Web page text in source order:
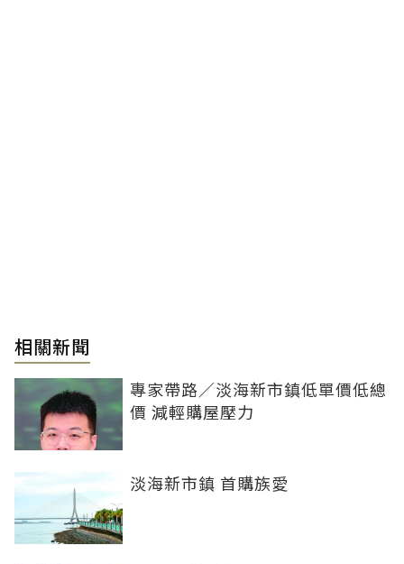
相關新聞
專家帶路／淡海新市鎮低單價低總
價 減輕購屋壓力
淡海新市鎮 首購族愛